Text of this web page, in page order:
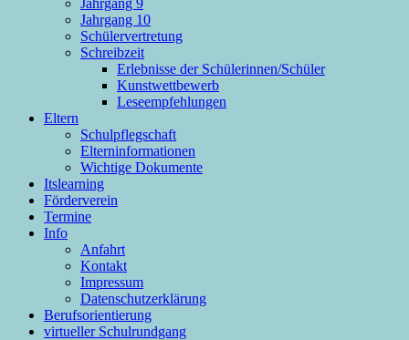
Jahrgang 9
Jahrgang 10
Schülervertretung
Schreibzeit
Erlebnisse der Schülerinnen/Schüler
Kunstwettbewerb
Leseempfehlungen
Eltern
Schulpflegschaft
Elterninformationen
Wichtige Dokumente
Itslearning
Förderverein
Termine
Info
Anfahrt
Kontakt
Impressum
Datenschutzerklärung
Berufsorientierung
virtueller Schulrundgang